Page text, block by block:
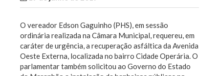
O vereador Edson Gaguinho (PHS), em sessão
ordinária realizada na Câmara Municipal, requereu, em
caráter de urgência, a recuperação asfáltica da Avenida
Oeste Externa, localizada no bairro Cidade Operária. O
parlamentar também solicitou ao Governo do Estado